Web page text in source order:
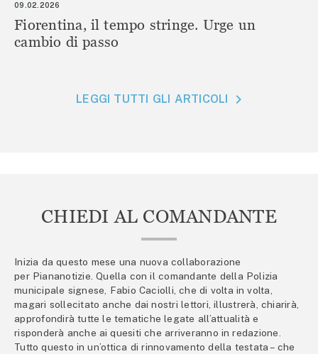
09.02.2026
Fiorentina, il tempo stringe. Urge un
cambio di passo
LEGGI TUTTI GLI ARTICOLI
CHIEDI AL COMANDANTE
Inizia da questo mese una nuova collaborazione
per Piananotizie. Quella con il comandante della Polizia
municipale signese, Fabio Caciolli, che di volta in volta,
magari sollecitato anche dai nostri lettori, illustrerà, chiarirà,
approfondirà tutte le tematiche legate all’attualità e
risponderà anche ai quesiti che arriveranno in redazione.
Tutto questo in un’ottica di rinnovamento della testata – che